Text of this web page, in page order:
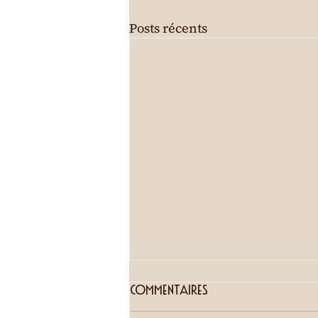
Posts récents
Visites guidées
Visite des jardins du château
Commentaires